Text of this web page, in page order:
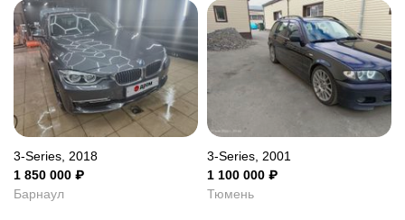
3-Series, 2018
1 850 000 ₽
Барнаул
3-Series, 2001
1 100 000 ₽
Тюмень